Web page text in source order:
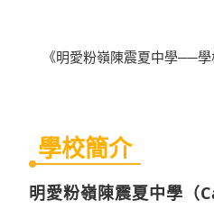
《明愛粉嶺陳震夏中學──
學校簡介
明愛粉嶺陳震夏中學